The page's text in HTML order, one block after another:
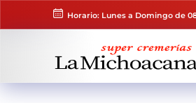
Horario: Lunes a Domingo de